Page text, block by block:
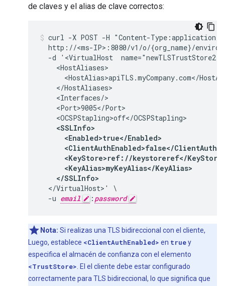
de claves y el alias de clave correctos:
curl -X POST -H "Content-Type:application/
http://<ms-IP>:8080/v1/o/{org_name}/
  -d '<VirtualHost  name="newTLSTrustStore2">
    <HostAliases>
<HostAlias>apiTLS.myCompany.com</
    </HostAliases>
    <Interfaces/>
    <Port>9005</Port>
    <SSLInfo>
      <Enabled>true</Enabled>
<ClientAuthEnabled>false</
<KeyStore>ref://keystoreref</
      <KeyAlias>myKeyAlias</KeyAlias>
    </SSLInfo>
  </VirtualHost>' \
  -u
email : password
Nota: Si realizas una TLS bidireccional con el cliente,
Luego, establece <ClientAuthEnabled> en truey
especifica el almacén de confianza con el elemento
<TrustStore> . El el cliente debe estar configurado
correctamente para TLS bidireccional, lo que significa que